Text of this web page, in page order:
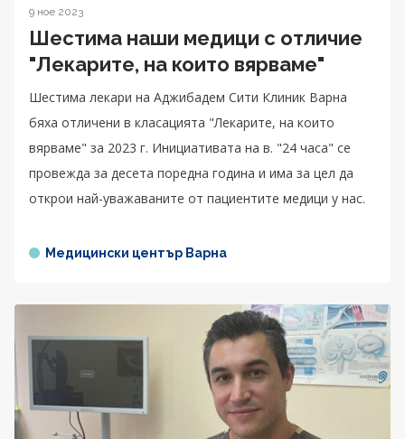
9 ное 2023
Шестима наши медици с отличие
"Лекарите, на които вярваме"
Шестима лекари на Аджибадем Сити Клиник Варна
бяха отличени в класацията "Лекарите, на които
вярваме" за 2023 г. Инициативата на в. "24 часа" се
провежда за десета поредна година и има за цел да
открои най-уважаваните от пациентите медици у нас.
Медицински център Варна